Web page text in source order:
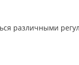
различными